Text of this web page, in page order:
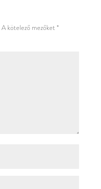
A kötelező mezőket *